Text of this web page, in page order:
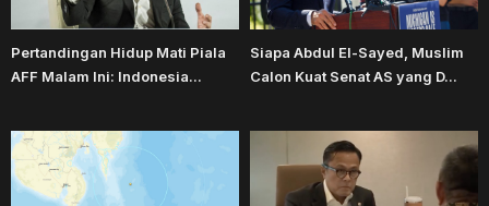
Pertandingan Hidup Mati Piala
AFF Malam Ini: Indonesia...
Siapa Abdul El-Sayed, Muslim
Calon Kuat Senat AS yang D...